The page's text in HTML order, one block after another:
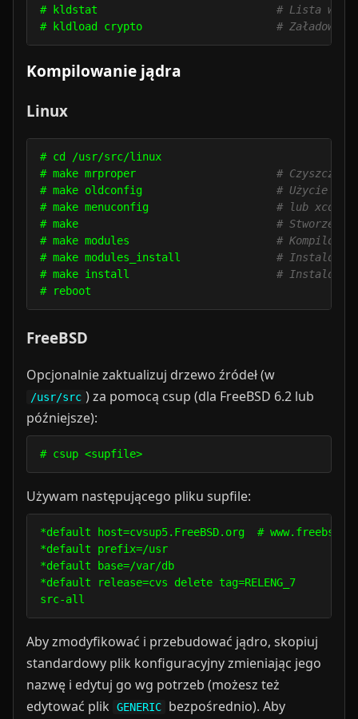
# kldstat # Lista
# kldload crypto #
Kompilowanie jądra
Linux
# cd /usr/src/linux
# make mrproper #
# make oldconfig # Użycie
# make menuconfig # lub
# make # Stworzenie
# make modules #
# make modules_install #
# make install #
FreeBSD
Opcjonalnie zaktualizuj drzewo źródeł (w
/usr/src ) za pomocą csup (dla FreeBSD 6.2 lub
późniejsze):
# csup <supfile>
Używam następującego pliku supfile:
*default host=cvsup5.FreeBSD.org  # www.freebsd.org/
*default prefix=/usr
*default base=/var/db
*default release=cvs delete tag=RELENG_7
Aby zmodyfikować i przebudować jądro, skopiuj
standardowy plik konfiguracyjny zmieniając jego
nazwę i edytuj go wg potrzeb (możesz też
edytować plik
GENERIC bezpośrednio). Aby